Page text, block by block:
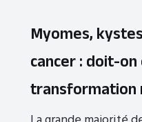
Myomes,
cancer : doit-on
transformation